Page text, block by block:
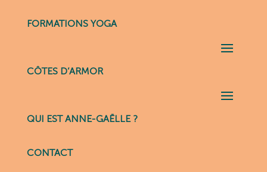
FORMATIONS YOGA
CÔTES D’ARMOR
QUI EST ANNE-GAËLLE ?
CONTACT